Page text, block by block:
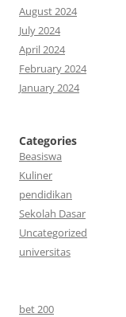
August 2024
July 2024
April 2024
February 2024
January 2024
Categories
Beasiswa
Kuliner
pendidikan
Sekolah Dasar
Uncategorized
universitas
bet 200